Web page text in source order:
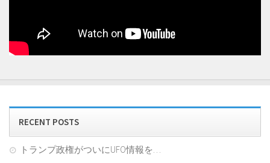
RECENT POSTS
トランプ政権がついにUFO情報を…